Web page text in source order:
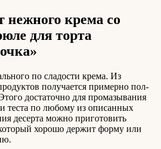
нежного крема со
для торта
по сладости крема. Из
получается примерно пол-
достаточно для промазывания
теста по любому из описанных
десерта можно приготовить
хорошо держит форму или